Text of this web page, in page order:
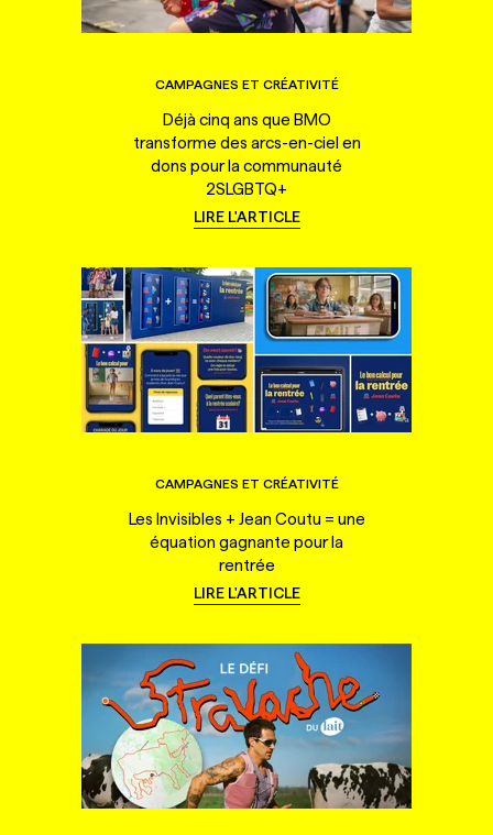
CAMPAGNES ET CRÉATIVITÉ
Déjà cinq ans que BMO
transforme des arcs-en-ciel en
dons pour la communauté
2SLGBTQ+
LIRE L'ARTICLE
CAMPAGNES ET CRÉATIVITÉ
Les Invisibles + Jean Coutu = une
équation gagnante pour la
rentrée
LIRE L'ARTICLE